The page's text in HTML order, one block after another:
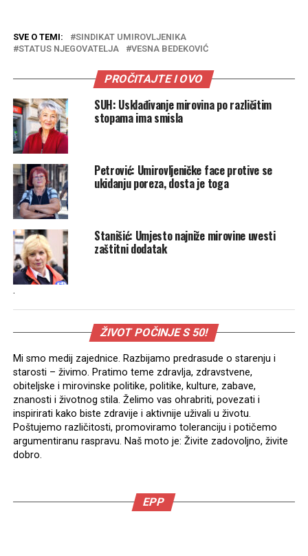
SVE O TEMI:
SINDIKAT UMIROVLJENIKA
STATUS NJEGOVATELJA
VESNA BEDEKOVIĆ
PROČITAJTE I OVO
SUH: Usklađivanje mirovina po različitim
stopama ima smisla
Petrović: Umirovljeničke face protive se
ukidanju poreza, dosta je toga
Stanišić: Umjesto najniže mirovine uvesti
zaštitni dodatak
.
ŽIVOT POČINJE S 50!
Mi smo medij zajednice. Razbijamo predrasude o starenju i
starosti – živimo. Pratimo teme zdravlja, zdravstvene,
obiteljske i mirovinske politike, politike, kulture, zabave,
znanosti i životnog stila. Želimo vas ohrabriti, povezati i
inspirirati kako biste zdravije i aktivnije uživali u životu.
Poštujemo različitosti, promoviramo toleranciju i potičemo
argumentiranu raspravu. Naš moto je: Živite zadovoljno, živite
dobro.
EPP